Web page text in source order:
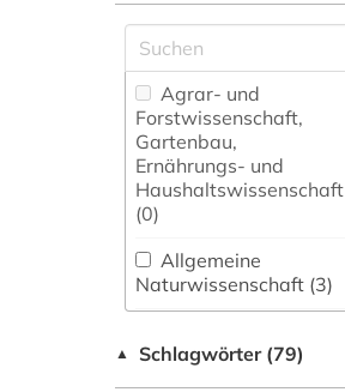
Agrar- und
Forstwissenschaft,
Gartenbau,
Ernährungs- und
Haushaltswissenschaft
(0)
Allgemeine
Naturwissenschaft (3)
fachübergreifende
▲ Schlagwörter (79)